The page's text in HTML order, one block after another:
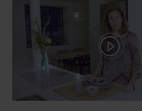
Play video